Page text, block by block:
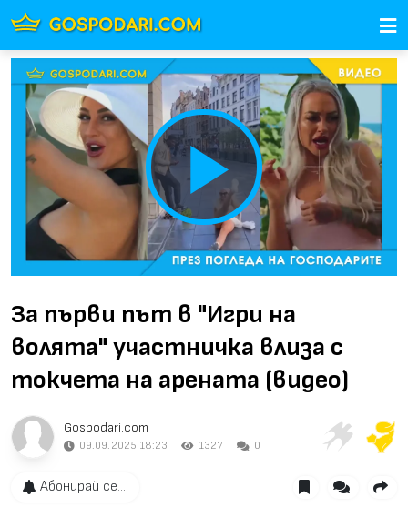
Play
Video
За първи път в "Игри на
волята" участничка влиза с
токчета на арената (видео)
Gospodari.com
09.09.2025 18:23 1327 0
Абонирай се...